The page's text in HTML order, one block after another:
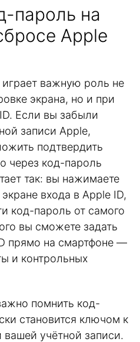
пароль на
Apple
важную роль не
экрана, но и при
Если вы забыли
записи Apple,
подтвердить
через код-пароль
так: вы нажимаете
входа в Apple ID,
код-пароль от самого
вы сможете задать
прямо на смартфоне —
и контрольных
помнить код-
становится ключом к
учётной записи.